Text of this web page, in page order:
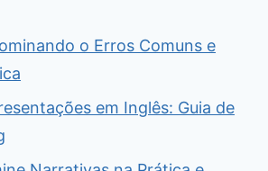
o Erros Comuns e
em Inglês: Guia de